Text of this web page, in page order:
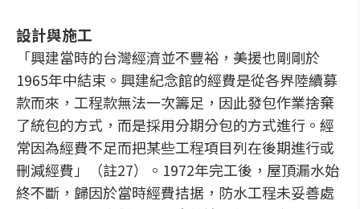
設計與施工
「興建當時的台灣經濟並不豐裕，美援也剛剛於
1965年中結束。興建紀念館的經費是從各界陸續募
款而來，工程款無法一次籌足，因此發包作業捨棄
了統包的方式，而是採用分期分包的方式進行。經
常因為經費不足而把某些工程項目列在後期進行或
刪減經費」（註27）。1972年完工後，屋頂漏水始
終不斷，歸因於當時經費拮据，防水工程未妥善處